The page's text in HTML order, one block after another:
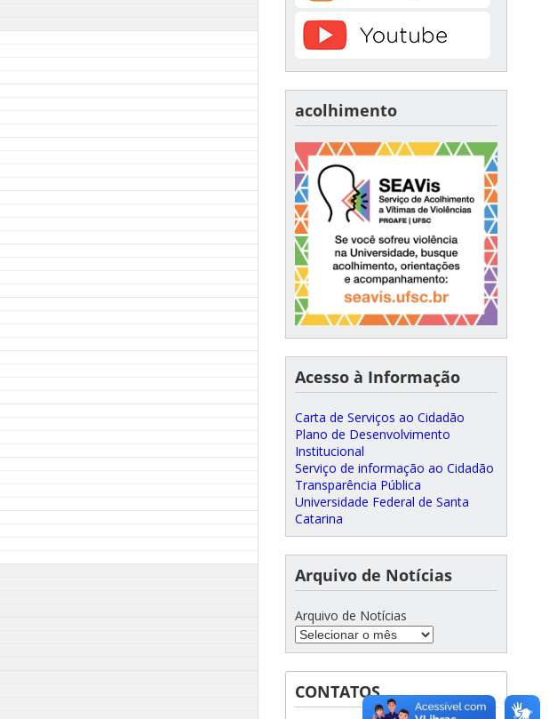
acolhimento
Acesso à Informação
Carta de Serviços ao Cidadão
Plano de Desenvolvimento
Institucional
Serviço de informação ao Cidadão
Transparência Pública
Universidade Federal de Santa
Catarina
Arquivo de Notícias
Arquivo de Notícias
CONTATOS